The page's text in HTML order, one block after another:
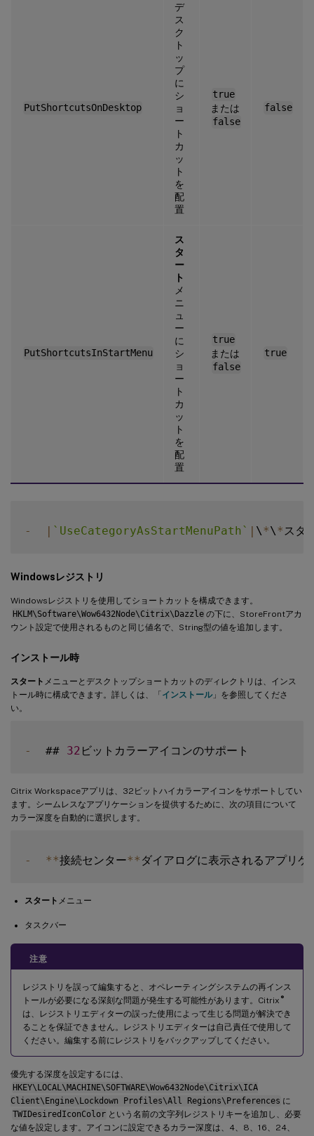
PutShortcutsOnDesktop
デ
ス
ク
ト
ッ
プ
に
シ
ョ
ー
ト
カ
ッ
ト
を
配
置
true
または
false
false
PutShortcutsInStartMenu
ス
タ
ー
ト
メ
ニ
ュ
ー
に
シ
ョ
ー
ト
カ
ッ
ト
を
配
置
true
または
false
true
- | ` UseCategoryAsStartMenuPath` | \*\* スタ
Windowsレジストリ
Windowsレジストリを使用してショートカットを構成できます。
HKLM\Software\Wow6432Node\Citrix\Dazzle の下に、StoreFrontアカ
ウント設定で使用されるものと同じ値名で、String型の値を追加します。
インストール時
スタート メニューとデスクトップショートカットのディレクトリは、インス
トール時に構成できます。詳しくは、「インストール」を参照してくださ
い。
-
  ##
32
Citrix Workspaceアプリは、32ビットハイカラーアイコンをサポートしてい
ます。シームレスなアプリケーションを提供するために、次の項目について
カラー深度を自動的に選択します。
- **接続センター**
スタート メニュー
タスクバー
注意
レジストリを誤って編集すると、オペレーティングシステムの再インス
トールが必要になる深刻な問題が発生する可能性があります。Citrix ®
は、レジストリエディターの誤った使用によって生じる問題が解決でき
ることを保証できません。レジストリエディターは自己責任で使用して
ください。編集する前にレジストリをバックアップしてください。
優先する深度を設定するには、
HKEY\LOCAL\MACHINE\SOFTWARE\Wow6432Node\Citrix\ICA
Client\Engine\Lockdown Profiles\All Regions\Preferences に
TWIDesiredIconColor という名前の文字列レジストリキーを追加し、必要
な値を設定します。アイコンに設定できるカラー深度は、4、8、16、24、